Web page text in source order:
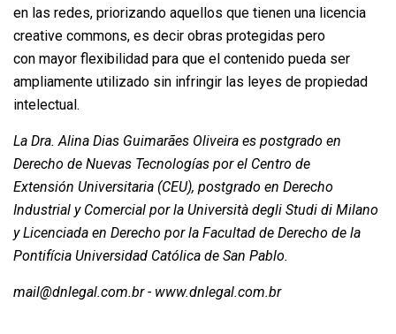
en las redes, priorizando aquellos que tienen una licencia
creative commons, es decir obras protegidas pero
con mayor flexibilidad para que el contenido pueda ser
ampliamente utilizado sin infringir las leyes de propiedad
intelectual.
La Dra. Alina Dias Guimarães Oliveira es postgrado en
Derecho de Nuevas Tecnologías por el Centro de
Extensión Universitaria (CEU), postgrado en Derecho
Industrial y Comercial por la Università degli Studi di Milano
y Licenciada en Derecho por la Facultad de Derecho de la
Pontifícia Universidad Católica de San Pablo.
mail@dnlegal.com.br - www.dnlegal.com.br